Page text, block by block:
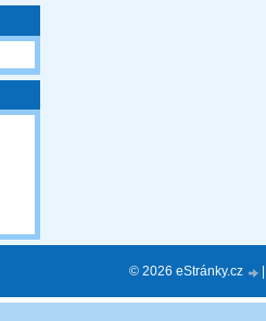
© 2026 eStránky.cz